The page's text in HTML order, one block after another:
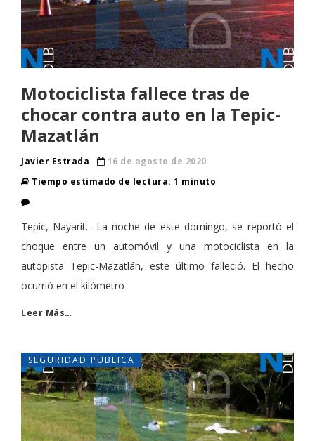
Motociclista fallece tras de
chocar contra auto en la Tepic-
Mazatlán
Javier Estrada
16 de agosto de 2020
Tiempo estimado de lectura: 1 minuto
Tepic, Nayarit.- La noche de este domingo, se reportó el
choque entre un automóvil y una motociclista en la
autopista Tepic-Mazatlán, este último falleció. El hecho
ocurrió en el kilómetro
Leer Más…
SEGURIDAD PUBLICA